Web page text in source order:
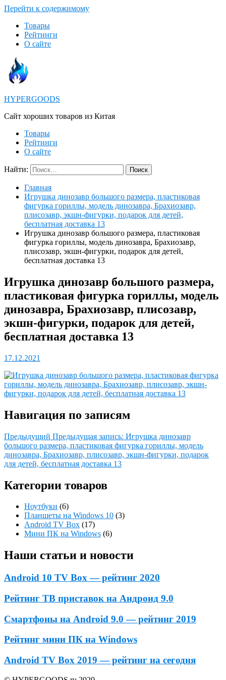
Перейти к содержимому
Товары
Рейтинги
О сайте
HYPERGOODS
Cайт хороших товаров из Китая
Товары
Рейтинги
О сайте
Найти:
Главная
Игрушка динозавр большого размера, пластиковая
фигурка гориллы, модель динозавра, Брахиозавр,
плисозавр, экшн-фигурки, подарок для детей,
бесплатная доставка 13
Игрушка динозавр большого размера, пластиковая
фигурка гориллы, модель динозавра, Брахиозавр,
плисозавр, экшн-фигурки, подарок для детей,
бесплатная доставка 13
Игрушка динозавр большого размера,
пластиковая фигурка гориллы, модель
динозавра, Брахиозавр, плисозавр,
экшн-фигурки, подарок для детей,
бесплатная доставка 13
17.12.2021
Навигация по записям
Предыдущий Предыдущая запись: Игрушка динозавр
большого размера, пластиковая фигурка гориллы, модель
динозавра, Брахиозавр, плисозавр, экшн-фигурки, подарок
для детей, бесплатная доставка 13
Категории товаров
Ноутбуки (6)
Планшеты на Windows 10 (3)
Android TV Box (17)
Мини ПК на Windows (6)
Наши статьи и новости
Android 10 TV Box — рейтинг 2020
Рейтинг ТВ приставок на Андроид 9.0
Смартфоны на Android 9.0 — рейтинг 2019
Рейтинг мини ПК на Windows
Android TV Box 2019 — рейтинг на сегодня